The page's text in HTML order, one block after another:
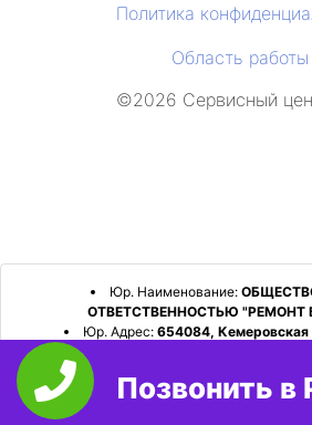
Политика
Область работы
©2026 Сервисный
Юр. Наименование:
ОТВЕТСТВЕННОСТЬЮ "РЕМОНТ
Юр. Адрес: 654084, Кемеровская
р-н Орджоникидзевский, пр-кт
ИНН: 4253052180
Позвонить в